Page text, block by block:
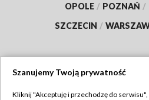
OPOLE / POZNAŃ /
SZCZECIN /
Szanujemy Twoją prywatność
Kliknij "Akceptuję i przechodzę do serwisu",